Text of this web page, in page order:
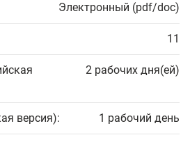
Электронный (pdf/doc)
11
2 рабочих дня(ей)
версия): 1 рабочий день